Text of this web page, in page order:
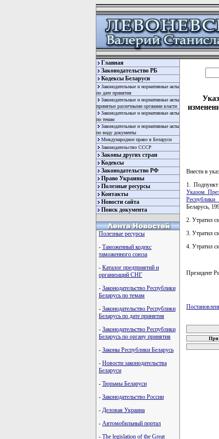
Главная
Законодательство РБ
Кодексы Беларуси
Законодательные и нормативные акты
по дате принятия
Законодательные и нормативные акты
принятые различными органами власти
Законодательные и нормативные акты
по темам
Законодательные и нормативные акты
по виду документы
Международное право в Беларуси
Законодательство СССР
Законы других стран
Кодексы
Законодательство РФ
Право Украины
Полезные ресурсы
Контакты
Новости сайта
Поиск документа
Полезные ресурсы
- Таможенный кодекс
таможенного союза
- Каталог предприятий и
организаций СНГ
- Законодательство Республики
Беларусь по темам
- Законодательство Республики
Беларусь по дате принятия
- Законодательство Республики
Беларусь по органу принятия
- Законы Республики Беларусь
- Новости законодательства
Беларуси
- Тюрьмы Беларуси
- Законодательство России
- Деловая Украина
- Автомобильный портал
- The legislation of the Great
Внести в
1.
Указом
Республики
Беларусь,
2. Утратил
3. Утратил
4. Утратил
Президент
При